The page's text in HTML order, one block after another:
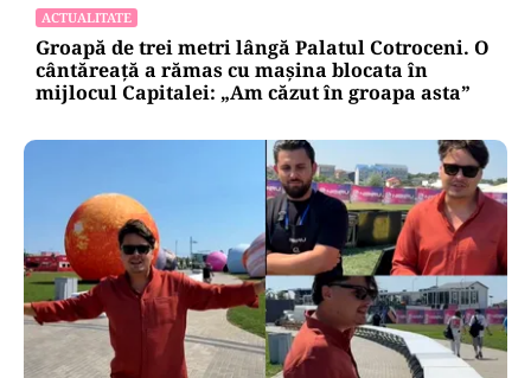
Alte Articole Importante
ACTUALITATE